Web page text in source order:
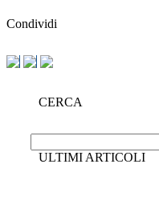
Condividi
CERCA
ULTIMI ARTICOLI